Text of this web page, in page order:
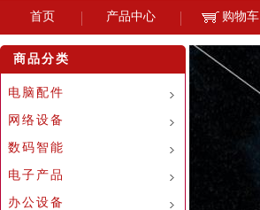
首页 产品中心 购物车
商品分类
电脑配件
网络设备
数码智能
电子产品
办公设备